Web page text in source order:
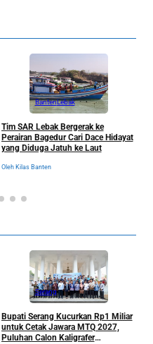
BantenLebak
Tim SAR Lebak Bergerak ke
Perairan Bagedur Cari Dace Hidayat
yang Diduga Jatuh ke Laut
Oleh Kilas Banten
Serang
Bupati Serang Kucurkan Rp1 Miliar
untuk Cetak Jawara MTQ 2027,
Puluhan Calon Kaligrafer